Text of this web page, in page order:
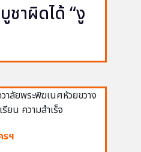
ชาผิดได้ “งู
รฯ